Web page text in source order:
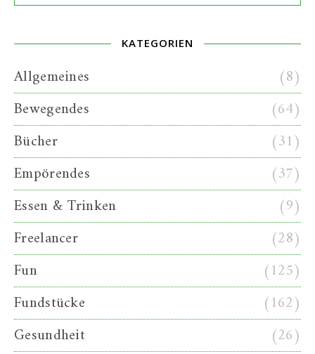
KATEGORIEN
Allgemeines
(8)
Bewegendes
(64)
Bücher
(31)
Empörendes
(37)
Essen & Trinken
(9)
Freelancer
(28)
Fun
(125)
Fundstücke
(162)
Gesundheit
(26)